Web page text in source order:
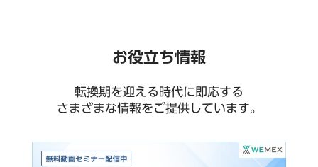
お役立ち情報
転換期を迎える時代に即応する
さまざまな情報をご提供しています。